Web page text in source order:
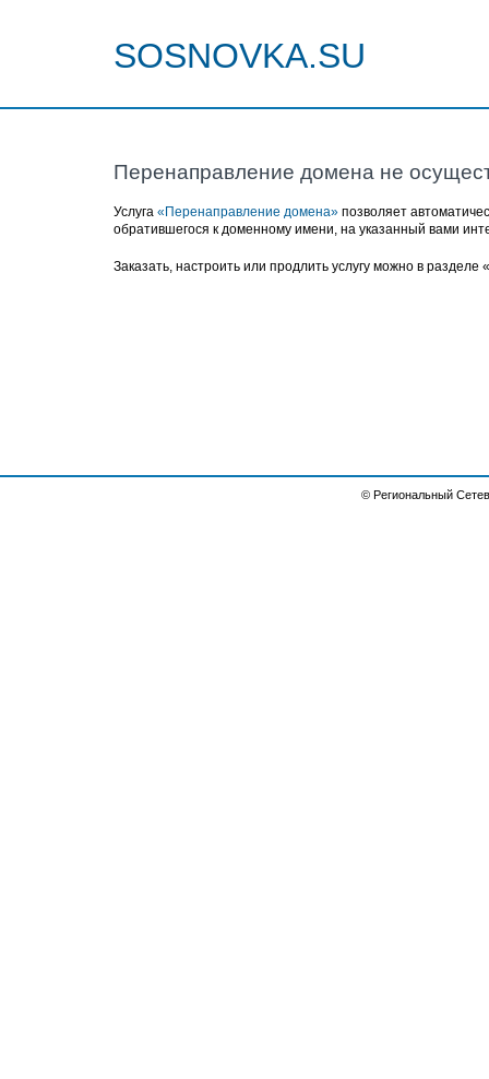
SOSNOVKA.SU
Перенаправление домена не
Услуга «Перенаправление домена» позволяет
обратившегося к доменному имени, на указанный вами
Заказать, настроить или продлить услугу можно в разделе
© Региональный